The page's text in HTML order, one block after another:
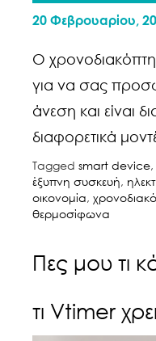
20 Φεβρουαρίου,
Ο
για να σας
άνεση και είναι
διαφορετικά
Tagged smart device,
έξυπνη συσκευή,
οικονομία,
θερμοσίφωνα
Πες μου τι
τι Vtimer